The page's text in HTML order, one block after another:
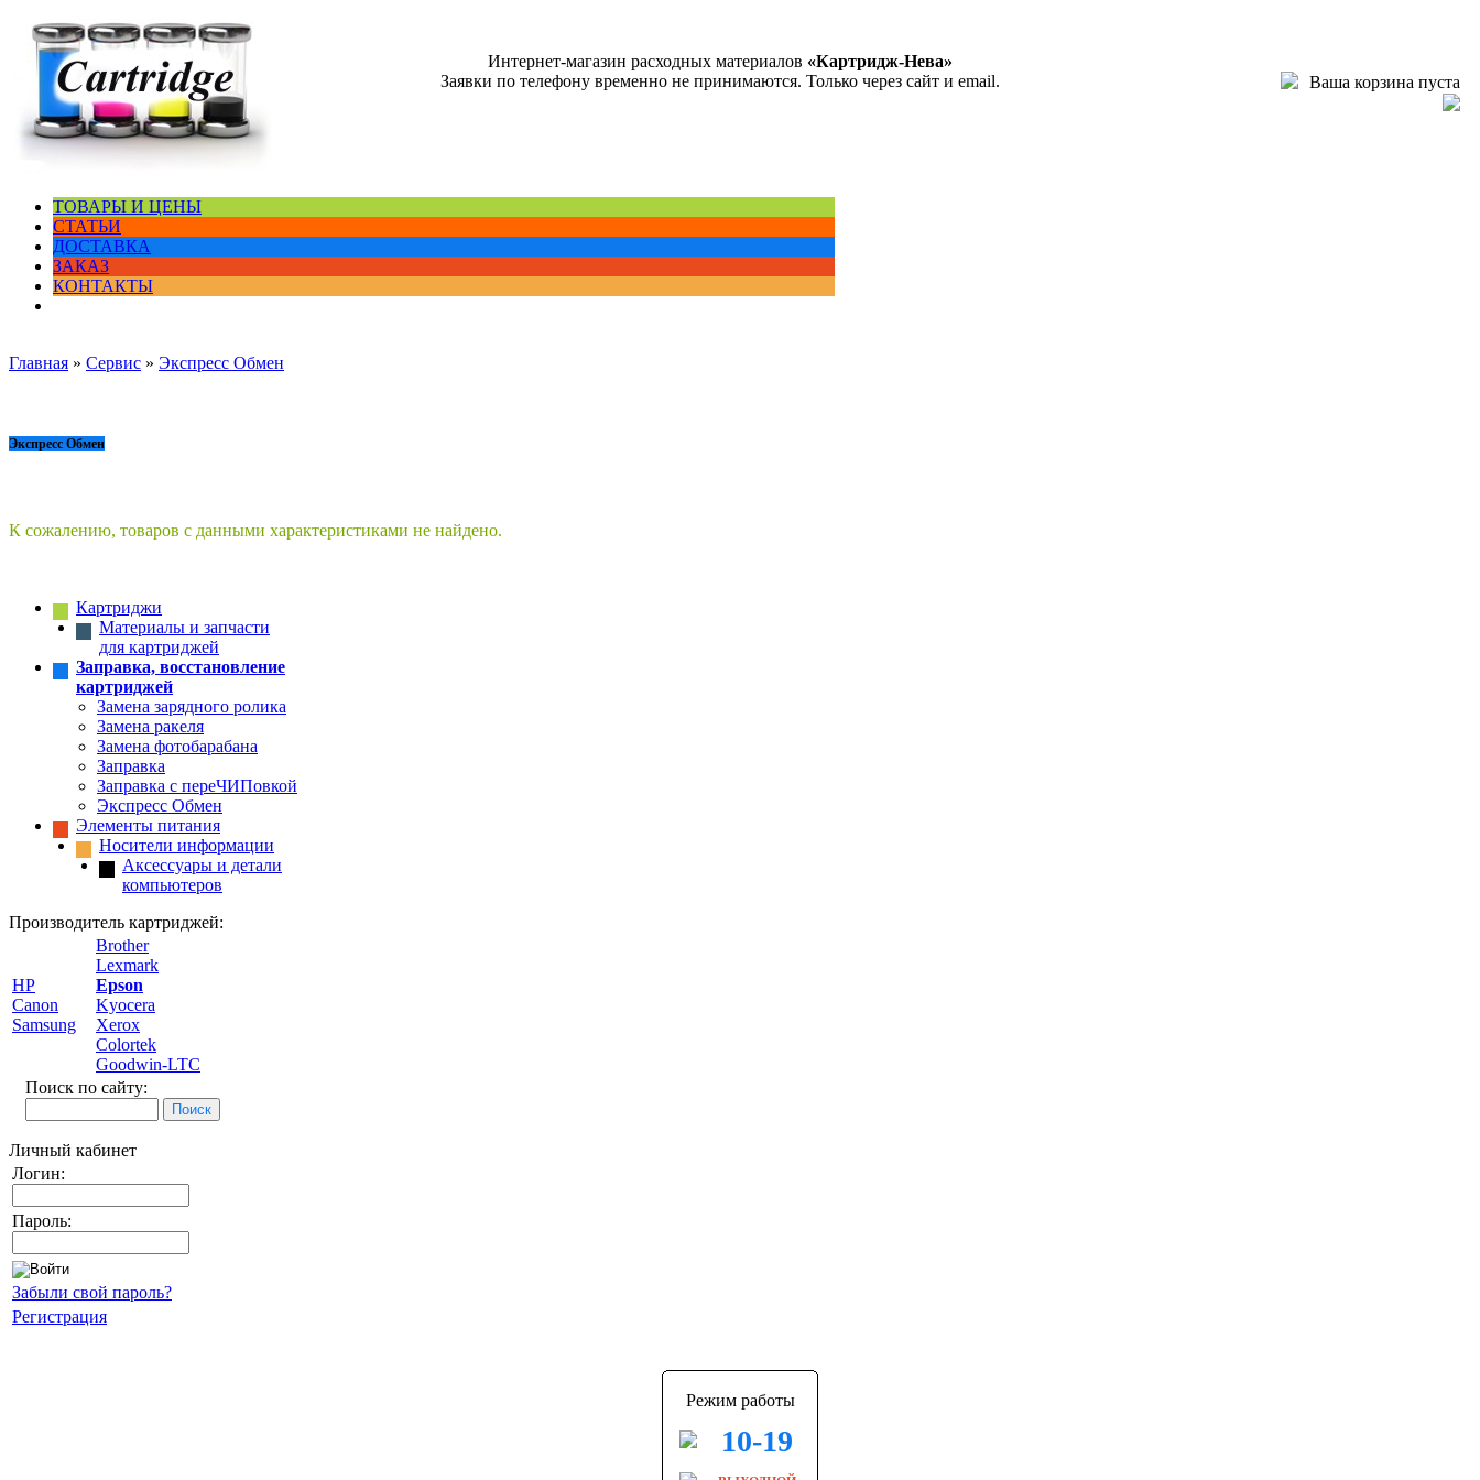
Интернет-магазин расходных материалов «Картридж-Нева»
Заявки по телефону временно не принимаются. Только через сайт и email.
Ваша корзина пуста
ТОВАРЫ И ЦЕНЫ
СТАТЬИ
ДОСТАВКА
ЗАКАЗ
КОНТАКТЫ
Главная » Сервис » Экспресс Обмен
Экспресс Обмен
К сожалению, товаров с данными характеристиками не найдено.
Картриджи
Материалы и запчасти
для картриджей
Заправка, восстановление
картриджей
Замена зарядного ролика
Замена ракеля
Замена фотобарабана
Заправка
Заправка с переЧИПовкой
Экспресс Обмен
Элементы питания
Носители информации
Аксессуары и детали
компьютеров
Производитель картриджей:
HP
Canon
Samsung
Brother
Lexmark
Epson
Kyocera
Xerox
Colortek
Goodwin-LTC
Поиск по сайту:
Личный кабинет
Логин:
Пароль:
Забыли свой пароль?
Регистрация
Режим работы
10-19